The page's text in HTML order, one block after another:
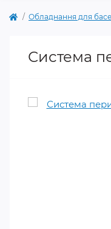
Обладнання для
Система